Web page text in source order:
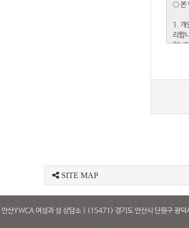
SITE MAP
안산YWCA 여성과 성 상담소 | (15471) 경기도 안산시 단원